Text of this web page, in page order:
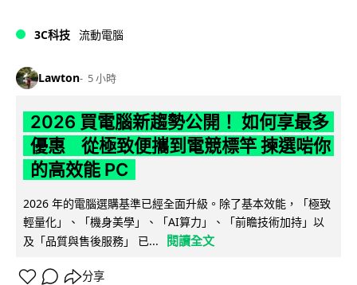
3C科技 流動電腦
Lawton 5 小時
2026 買電腦新趨勢公開！ 如何享最多
優惠 從極致便攜到電競標竿 揀選啱你
的高效能 PC
2026 年的電腦選購基準已經全面升級。除了基本效能，「極致
輕量化」、「機身美學」、「AI算力」、「前瞻技術加持」以
及「品質與售後服務」 已...
閱讀全文
分享